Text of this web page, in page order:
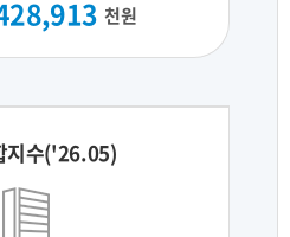
천원
지수('26.05)